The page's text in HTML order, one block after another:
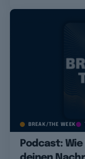
BREAK/THE WEEK
Podcast: